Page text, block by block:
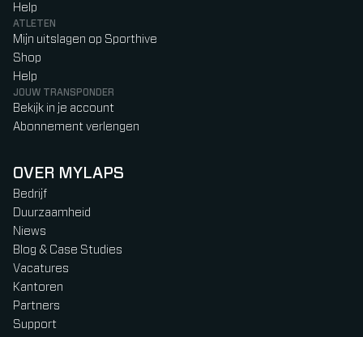
Help
ATLETEN
Mijn uitslagen op Sporthive
Shop
Help
JOUW TRANSPONDER
Bekijk in je account
Abonnement verlengen
OVER MYLAPS
Bedrijf
Duurzaamheid
Niews
Blog & Case Studies
Vacatures
Kantoren
Partners
Support